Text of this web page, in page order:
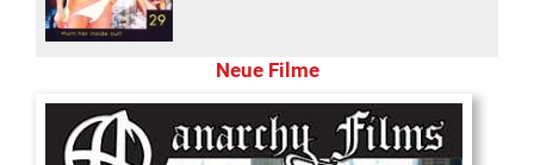
Neue Filme